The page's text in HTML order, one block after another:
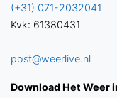
(+31) 071-2032041
Kvk: 61380431
post@weerlive.nl
Download Het Weer